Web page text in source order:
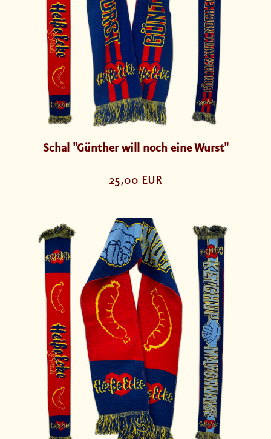
Schal "Günther will noch eine Wurst"
25,00 EUR